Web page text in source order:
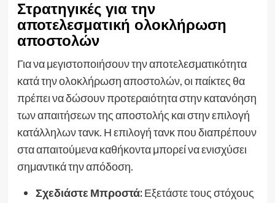
Στρατηγικές για την
αποτελεσματική ολοκλήρωση
αποστολών
Για να μεγιστοποιήσουν την αποτελεσματικότητα
κατά την ολοκλήρωση αποστολών, οι παίκτες θα
πρέπει να δώσουν προτεραιότητα στην κατανόηση
των απαιτήσεων της αποστολής και στην επιλογή
κατάλληλων τανκ. Η επιλογή τανκ που διαπρέπουν
στα απαιτούμενα καθήκοντα μπορεί να ενισχύσει
σημαντικά την απόδοση.
Σχεδιάστε Μπροστά:Εξετάστε τους στόχους